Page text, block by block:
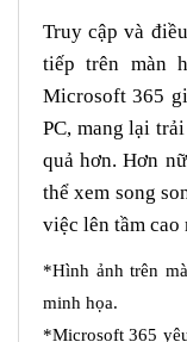
Truy cập và
tiếp trên màn
Microsoft 365
PC, mang lại
quả hơn. Hơn
thể xem song
việc lên tầm cao
*Hình ảnh trên
minh họa.
*Microsoft 365